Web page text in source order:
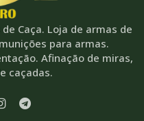
Caça. Loja de armas de
para armas.
Afinação de miras,
caçadas.